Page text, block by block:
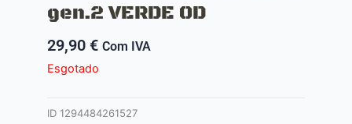
gen.2 VERDE OD
29,90 € Com IVA
Esgotado
ID 1294484261527